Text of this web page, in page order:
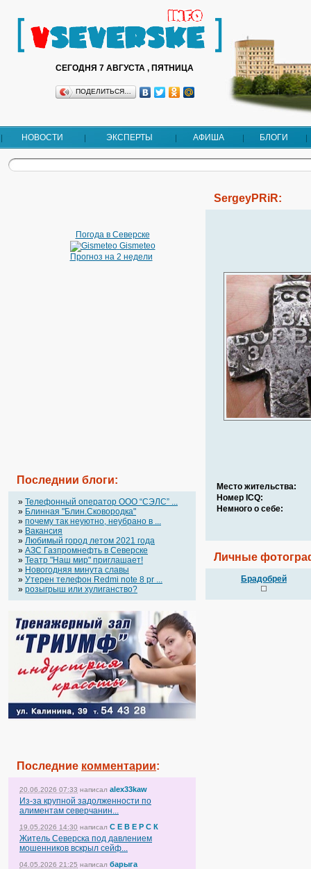
СЕГОДНЯ 7 АВГУСТА , ПЯТНИЦА
ПОДЕЛИТЬСЯ…
НОВОСТИ ЭКСПЕРТЫ АФИША БЛОГИ
Погода в Северске
Gismeteo
Прогноз на 2 недели
Последнии блоги:
» Телефонный оператор OOO “СЭЛС” ...
» Блинная "Блин.Сковородка"
» почему так неуютно, неубрано в ...
» Вакансия
» Любимый город летом 2021 года
» АЗС Газпромнефть в Северске
» Театр "Наш мир" приглашает!
» Новогодняя минута славы
» Утерен телефон Redmi note 8 pr ...
» розыгрыш или хулиганство?
Последние комментарии:
20.06.2026 07:33 написал alex33kaw
Из-за крупной задолженности по
алиментам северчанин...
19.05.2026 14:30 написал С Е В Е Р С К
Житель Северска под давлением
мошенников вскрыл сейф...
04.05.2026 21:25 написал барыга
SergeyPRiR:
Место жительства:
Номер ICQ:
Немного о себе:
Личные
Брадобрей